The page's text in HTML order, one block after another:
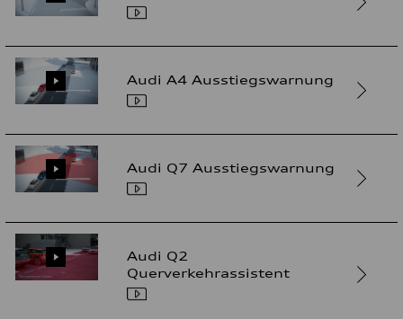
Audi A4 Ausstiegswarnung
Audi Q7 Ausstiegswarnung
Audi Q2
Querverkehrassistent